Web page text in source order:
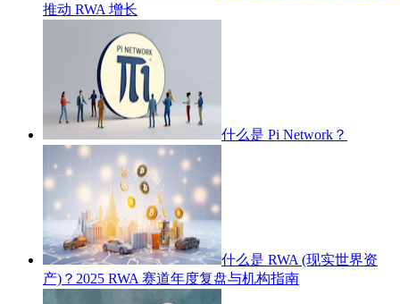
推动 RWA 增长
什么是 Pi Network？
什么是 RWA (现实世界资
产)？2025 RWA 赛道年度复盘与机构指南